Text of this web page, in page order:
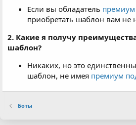
я
Если вы обладатель
приобретать шаблон вам не
2. Какие я получу
шаблон?
Никаких, но это
шаблон, не имея премиум
Боты